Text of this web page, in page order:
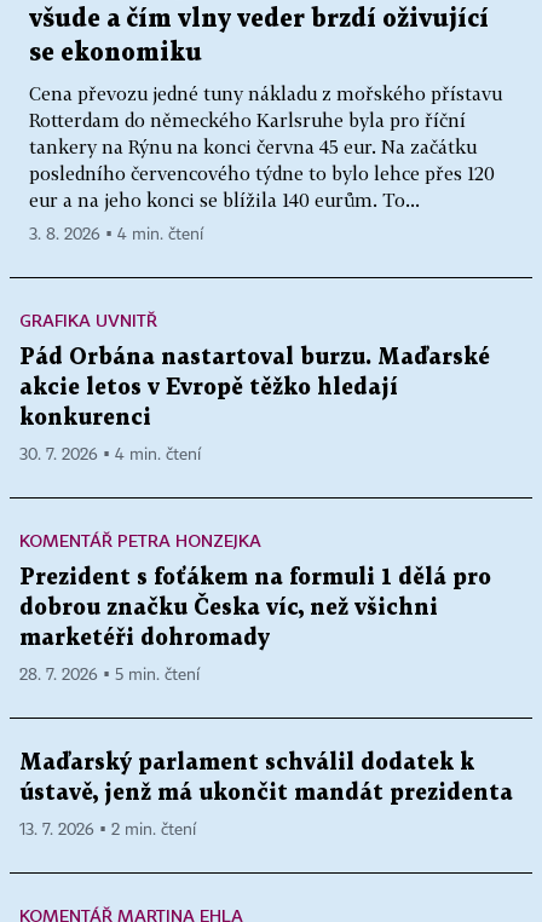
všude a čím vlny veder brzdí oživující
se ekonomiku
Cena převozu jedné tuny nákladu z mořského přístavu
Rotterdam do německého Karlsruhe byla pro říční
tankery na Rýnu na konci června 45 eur. Na začátku
posledního červencového týdne to bylo lehce přes 120
eur a na jeho konci se blížila 140 eurům. To...
3. 8. 2026 ▪ 4 min. čtení
GRAFIKA UVNITŘ
Pád Orbána nastartoval burzu. Maďarské
akcie letos v Evropě těžko hledají
konkurenci
30. 7. 2026 ▪ 4 min. čtení
KOMENTÁŘ PETRA HONZEJKA
Prezident s foťákem na formuli 1 dělá pro
dobrou značku Česka víc, než všichni
marketéři dohromady
28. 7. 2026 ▪ 5 min. čtení
Maďarský parlament schválil dodatek k
ústavě, jenž má ukončit mandát prezidenta
13. 7. 2026 ▪ 2 min. čtení
KOMENTÁŘ MARTINA EHLA